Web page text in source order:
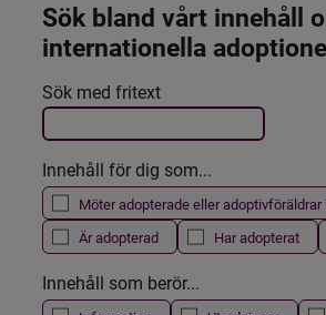
Sök bland vårt innehåll
internationella
Filtrera resultatet
Det här formuläret postas
Sök med fritext
Innehåll för dig som...
Möter adopterade eller adoptivföräldrar
Är adopterad
Har adopterat
Innehåll som berör...